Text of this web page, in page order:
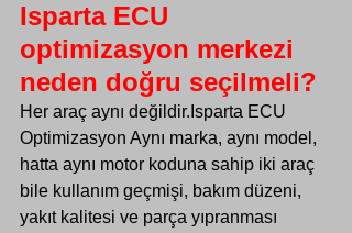
Isparta ECU
optimizasyon merkezi
neden doğru seçilmeli?
Her araç aynı değildir.Isparta ECU
Optimizasyon Aynı marka, aynı model,
hatta aynı motor koduna sahip iki araç
bile kullanım geçmişi, bakım düzeni,
yakıt kalitesi ve parça yıpranması